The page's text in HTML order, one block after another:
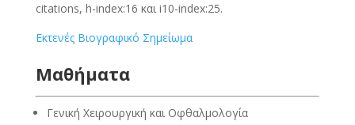
citations, h-index:16 και i10-index:25.
Eκτενές Βιογραφικό Σημείωμα
Μαθήματα
Γενική Χειρουργική και Οφθαλμολογία